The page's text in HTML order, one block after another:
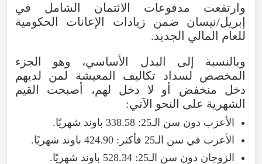
وارتفعت
مدفوعات الائتمان الشامل
في
إبريل/نيسان
ضمن زيادات الإعانات
الحكومية
للعام المالي الجديد.
وبالنسبة
إلى البدل الأساسي، وهو
الجزء
المخصص
لسداد تكاليف المعيشة لمن
لديهم
دخل
منخفض أو لا دخل لهم، أصبحت
القيم
الشهرية على النحو الآتي:
الأعزب دون سن الـ25 :
338.58 باوند شهريًا.
الأعزب في سن الـ25 فأكثر :
424.90 باوند شهريًا.
الزوجان دون سن الـ25 :
528.34 باوند شهريًا.